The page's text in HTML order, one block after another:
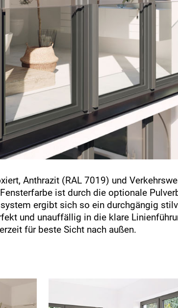
Anthrazit (RAL 7019) und
ist durch die optionale
ergibt sich so ein durchgängig
und unauffällig in die klare
für beste Sicht nach außen.